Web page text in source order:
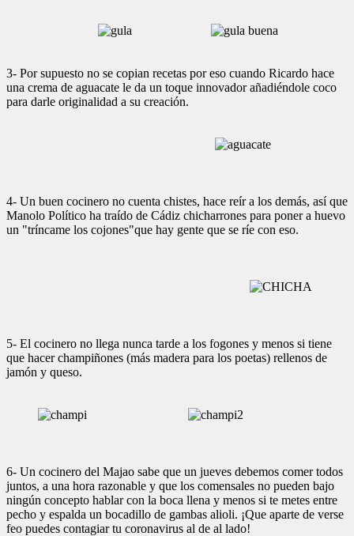
3- Por supuesto no se copian recetas por eso cuando Ricardo hace
una crema de aguacate le da un toque innovador añadiéndole coco
para darle originalidad a su creación.
4- Un buen cocinero no cuenta chistes, hace reír a los demás, así que
Manolo Político ha traído de Cádiz chicharrones para poner a huevo
un "tríncame los cojones"que hay gente que se ríe con eso.
5- El cocinero no llega nunca tarde a los fogones y menos si tiene
que hacer champiñones (más madera para los poetas) rellenos de
jamón y queso.
6- Un cocinero del Majao sabe que un jueves debemos comer todos
juntos, a una hora razonable y que los comensales no pueden bajo
ningún concepto hablar con la boca llena y menos si te metes entre
pecho y espalda un bocadillo de gambas alioli. ¡Que aparte de verse
feo puedes contagiar tu coronavirus al de al lado!